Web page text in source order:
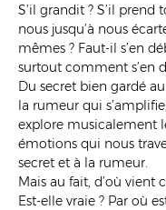
S’il grandit ? S’il prend
nous jusqu’à nous
mêmes ? Faut-il s’en
surtout comment s’en
Du secret bien gardé
la rumeur qui s’amplifie,
explore musicalement
émotions qui nous
secret et à la rumeur.
Mais au fait, d’où vient
Est-elle vraie ? Par où